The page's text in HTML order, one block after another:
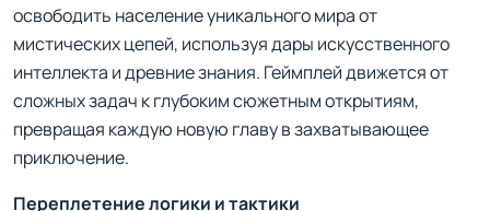
освободить население уникального мира от
мистических цепей, используя дары искусственного
интеллекта и древние знания. Геймплей движется от
сложных задач к глубоким сюжетным открытиям,
превращая каждую новую главу в захватывающее
приключение.
Переплетение логики и тактики